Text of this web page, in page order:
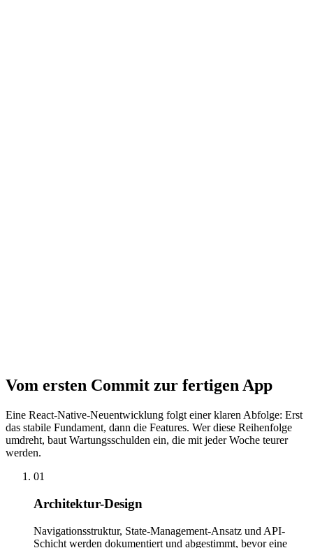
Vom ersten Commit zur fertigen App
Eine React-Native-Neuentwicklung folgt einer klaren Abfolge: Erst
das stabile Fundament, dann die Features. Wer diese Reihenfolge
umdreht, baut Wartungsschulden ein, die mit jeder Woche teurer
werden.
01
Architektur-Design
Navigationsstruktur, State-Management-Ansatz und API-
Schicht werden dokumentiert und abgestimmt, bevor eine